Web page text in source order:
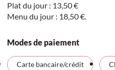
Plat du jour : 13,50 €
Menu du jour : 18,50 €.
Modes de paiement
Carte bancaire/crédit